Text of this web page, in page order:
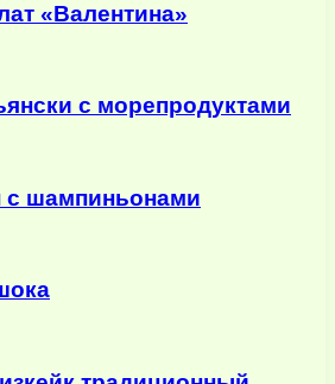
«Валентина»
с морепродуктами
шампиньонами